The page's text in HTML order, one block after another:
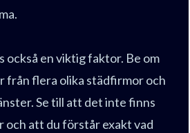
också en viktig faktor. Be om
flera olika städfirmor och
Se till att det inte finns
och att du förstår exakt vad